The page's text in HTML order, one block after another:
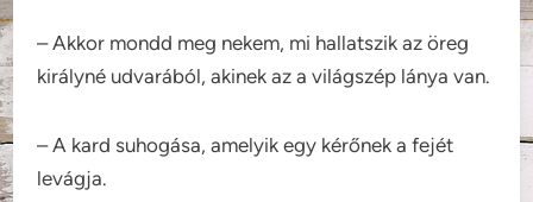
– Akkor mondd meg nekem, mi hallatszik az öreg
királyné udvarából, akinek az a világszép lánya van.
– A kard suhogása, amelyik egy kérőnek a fejét
levágja.